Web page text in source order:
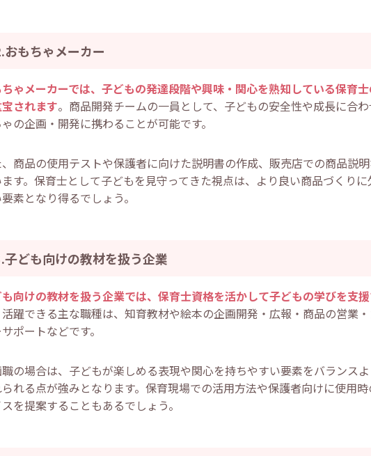
おもちゃメーカー
ゃメーカーでは、子どもの発達段階や興味・関心を熟知している保育
されます。商品開発チームの一員として、子どもの安全性や成長に合
の企画・開発に携わることが可能です。
、商品の使用テストや保護者に向けた説明書の作成、販売店での商品説
す。保育士として子どもを見守ってきた視点は、より良い商品づくりに
素となり得るでしょう。
子ども向けの教材を扱う企業
向けの教材を扱う企業では、保育士資格を活かして子どもの学びを支
躍できる主な職種は、知育教材や絵本の企画開発・広報・商品の営業
ポートなどです。
の場合は、子どもが楽しめる表現や関心を持ちやすい要素をバランス
れる点が強みとなります。保育現場での活用方法や保護者向けに使用時
を提案することもあるでしょう。